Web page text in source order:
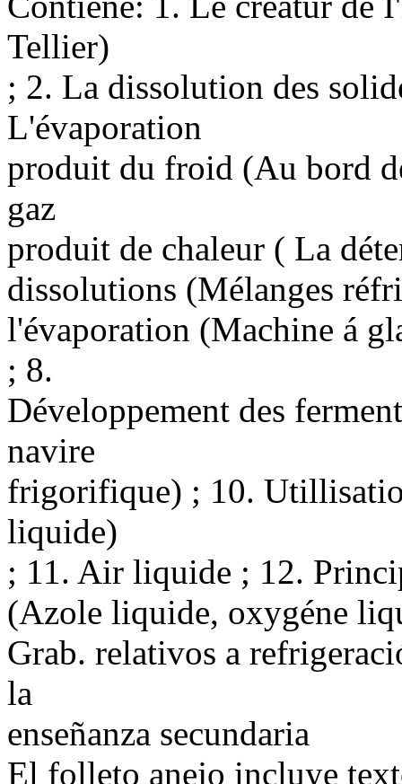
Tellier)
; 2. La dissolution des
L'évaporation
produit du froid (Au bord
gaz
produit de chaleur ( La
dissolutions (Mélanges
l'évaporation (Machine á
; 8.
Développement des
navire
frigorifique) ; 10.
liquide)
; 11. Air liquide ; 12.
(Azole liquide, oxygéne
Grab. relativos a
la
enseñanza secundaria
El folleto anejo incluye